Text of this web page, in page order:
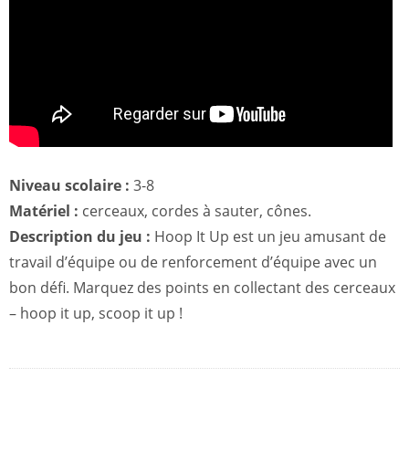
Niveau scolaire : 3-8
Matériel : cerceaux, cordes à sauter, cônes.
Description du jeu : Hoop It Up est un jeu amusant de
travail d’équipe ou de renforcement d’équipe avec un
bon défi. Marquez des points en collectant des cerceaux
– hoop it up, scoop it up !